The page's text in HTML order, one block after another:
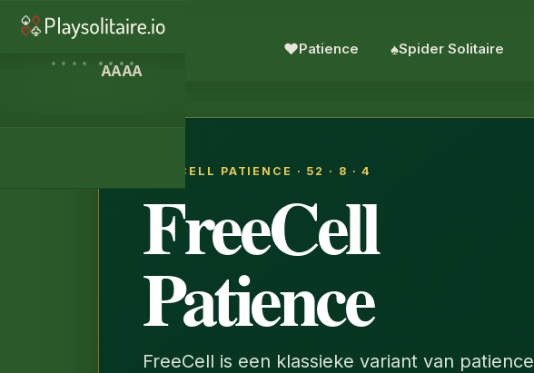
AAAA
♥︎Patience ♠︎Spider Solitaire
FREECELL PATIENCE · 52 · 8 · 4
FreeCell
Patience
FreeCell is een klassieke variant van patience